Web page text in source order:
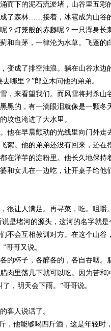
而下的泥石流淤堵，山谷里五
了森林……接着，冰雹成为山
？灯笼般的赤瓟呢？一只浑身长
和白茅，一律沦为水草。飞蓬
变成了排空浊浪。躺在山谷水边
哪里？”郎立木问他的弟弟。
，来看望我们。而风雪将封杀山
黑的，有一滴眼泪就像是一颗
坟也淹进了大水里。
他在早晨颤动的光线里向门外
絮。他的弟弟还没有回来，还
在洋芋的淀粉里。他长久地保
和女儿在一边吃，让开桌子给他
很让人满足。再寻菜，吃。咀嚼
说是堵河的源头，这河的名字就
不会互相教训对方。在这个山
哥哥又说。
的杯子，各醉各的，各自吞咽
肉里荡几下就可以吃。因为苦和
，明天会下雨。”哥哥说。
客人说话了。
，他能够喝四斤酒，这是年轻